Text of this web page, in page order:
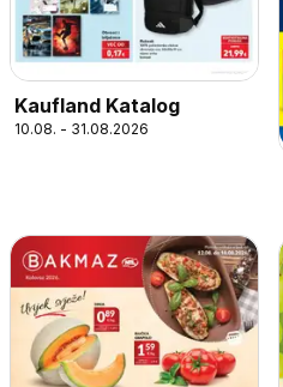
Kaufland Katalog
10.08. - 31.08.2026